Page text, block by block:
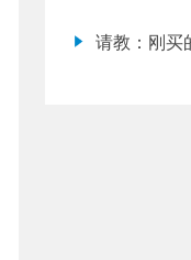
请教：刚买